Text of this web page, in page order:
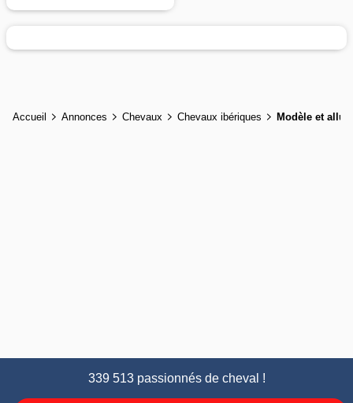
Accueil Annonces Chevaux Chevaux ibériques Modèle et
339 513 passionnés de cheval !